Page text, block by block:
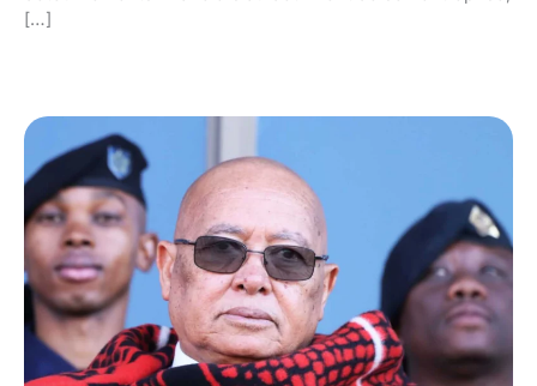
[…]